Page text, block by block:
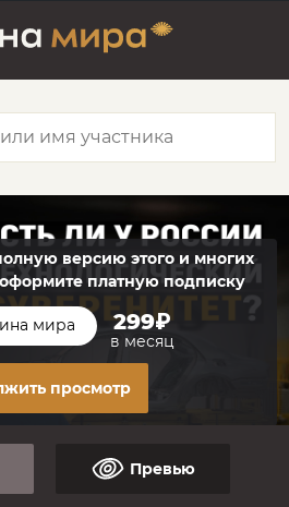
версию этого и многих
платную подписку
мира 299₽
в месяц
просмотр
Превью